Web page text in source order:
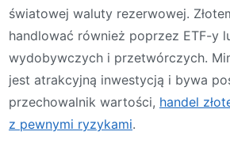
światowej waluty rezerwowej.
handlować również poprzez ETF-y
wydobywczych i przetwórczych.
jest atrakcyjną inwestycją i bywa
przechowalnik wartości, handel
z pewnymi ryzykami.